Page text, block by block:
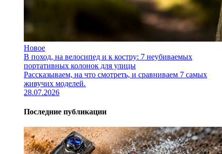
Новое
В поход, на велосипед и к костру: 7 неубиваемых
портативных колонок для улицы
Рассказываем, на что смотреть, и сравниваем 7 самых
живучих моделей.
28.07.2026
Последние публикации